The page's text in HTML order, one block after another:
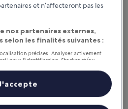
avis)
nouveau
prix
de
taxes et frais compris
31 août - 1 sept.
et n’affecteront pas les
nos partenaires externes,
les finalités suivantes :
précises. Analyser activement
pour l’identification. Stocker et/ou
des publicités et du contenu,
de services.